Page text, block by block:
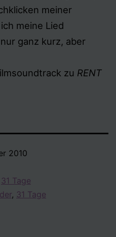
meiner
meine Lied
ganz kurz, aber
zu RENT
2010
31 Tage
, 31 Tage